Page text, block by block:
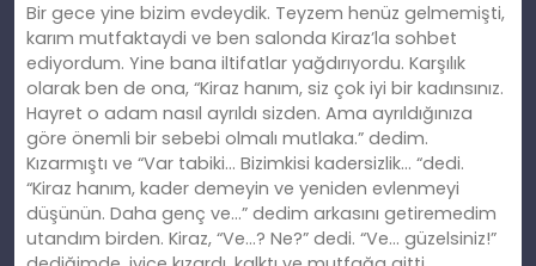
Bir gece yine bizim evdeydik. Teyzem henüz gelmemişti,
karım mutfaktaydi ve ben salonda Kiraz’la sohbet
ediyordum. Yine bana iltifatlar yağdırıyordu. Karşılık
olarak ben de ona, “Kiraz hanım, siz çok iyi bir kadınsınız.
Hayret o adam nasıl ayrıldı sizden. Ama ayrıldığınıza
göre önemli bir sebebi olmalı mutlaka.” dedim.
Kızarmıştı ve “Var tabiki… Bizimkisi kadersizlik… “dedi.
“Kiraz hanım, kader demeyin ve yeniden evlenmeyi
düşünün. Daha genç ve…” dedim arkasını getiremedim
utandım birden. Kiraz, “Ve…? Ne?” dedi. “Ve… güzelsiniz!”